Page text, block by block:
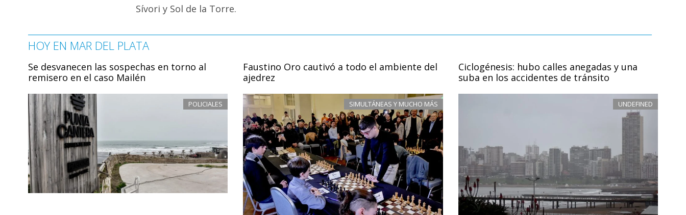
Sívori y Sol de la Torre.
HOY EN MAR DEL PLATA
Se desvanecen las sospechas en torno al
remisero en el caso Mailén
POLICIALES
Faustino Oro cautivó a todo el ambiente del
ajedrez
SIMULTÁNEAS Y MUCHO MÁS
Ciclogénesis: hubo calles anegadas y una
suba en los accidentes de tránsito
UNDEFINED